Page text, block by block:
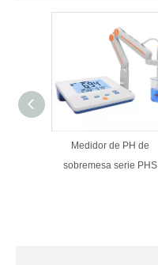
Medidor de PH de
sobremesa serie PHS